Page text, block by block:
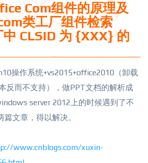
Com组件的原理及
类工厂组件检索
中 CLSID 为 {XXX} 的
操作系统+vs2015+office2010（卸载
反而不支持），做PPT文档的解析成
server 2012上的时候遇到了不
文章，得以解决。
www.cnblogs.com/xuxin-